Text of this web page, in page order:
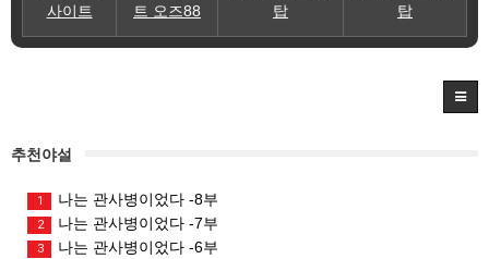
사이트
트 오즈88
탑
탑
추천야설
1 나는 관사병이었다 -8부
2 나는 관사병이었다 -7부
3 나는 관사병이었다 -6부